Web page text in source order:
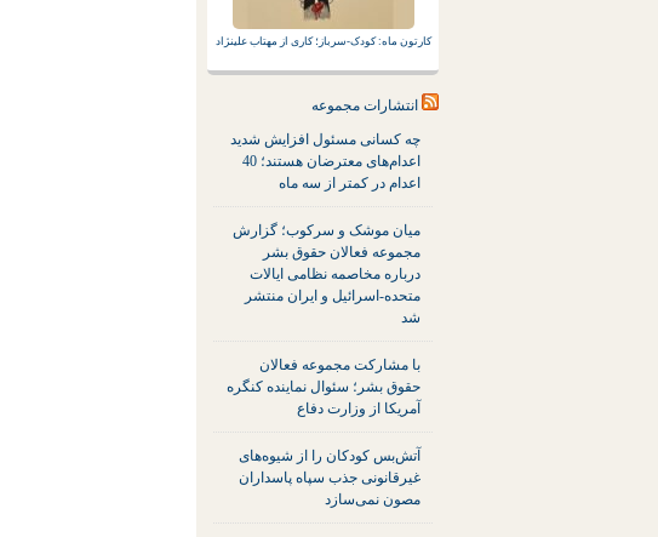
کارتون ماه: کودک-سرباز؛ کاری از مهتاب علینژاد
انتشارات مجموعه
چه کسانی مسئول افزایش شدید
اعدام‌های معترضان هستند؛ 40
اعدام در کمتر از سه ماه
میان موشک و سرکوب؛ گزارش
مجموعه فعالان حقوق بشر
درباره مخاصمه نظامی ایالات
متحده-اسرائیل و ایران منتشر
شد
با مشارکت مجموعه فعالان
حقوق بشر؛ سئوال نماینده کنگره
آمریکا از وزارت دفاع
آتش‌بس کودکان را از شیوه‌های
غیرقانونی جذب سپاه پاسداران
مصون نمی‌سازد